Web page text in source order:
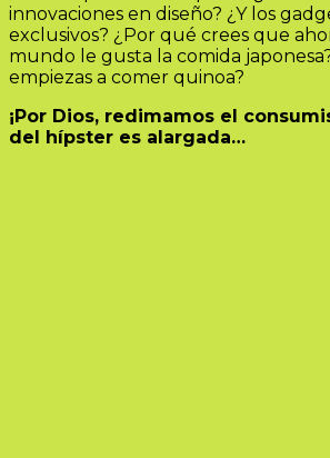
innovaciones en diseño? ¿Y los
exclusivos? ¿Por qué crees que
mundo le gusta la comida
empiezas a comer quinoa?
¡Por Dios, redimamos el
del hípster es alargada…